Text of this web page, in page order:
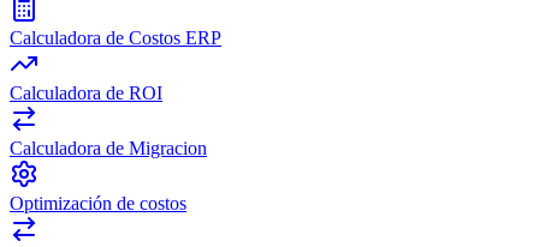
Calculadora de Costos ERP
Calculadora de ROI
Calculadora de Migracion
Optimización de costos